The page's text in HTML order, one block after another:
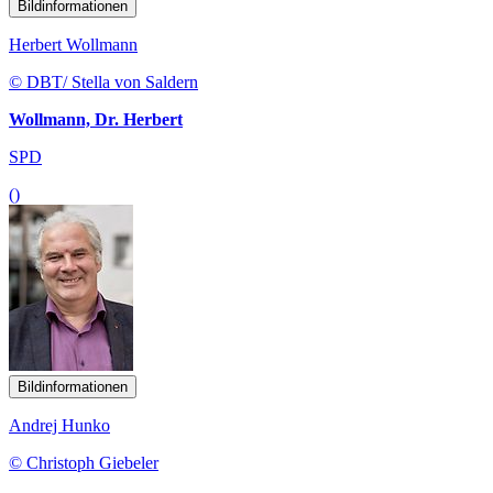
Bildinformationen
Herbert Wollmann
© DBT/ Stella von Saldern
Wollmann, Dr. Herbert
SPD
()
Bildinformationen
Andrej Hunko
© Christoph Giebeler